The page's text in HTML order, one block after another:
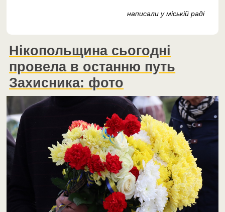
написали у міській раді
Нікопольщина сьогодні
провела в останню путь
Захисника: фото